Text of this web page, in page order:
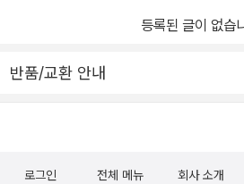
(학교 글쓰기를 대비해야 하는 친구들,
상상글, 설명글, 생활글, 주장글, 독후감상
감상글은 가장 많이 쓰는 글이지만 여전
서예요. 이런 사고 과정 없이 한 편을 써내
등록된 글이 없습
반품/교환 안내
로그인 전체 메뉴 회사 소개